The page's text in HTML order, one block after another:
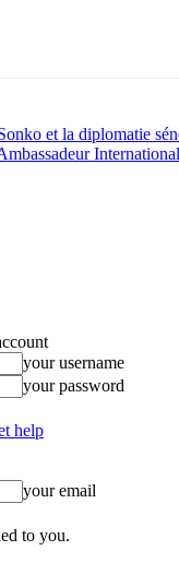
et la diplomatie
your username
your password
help
your email
to you.